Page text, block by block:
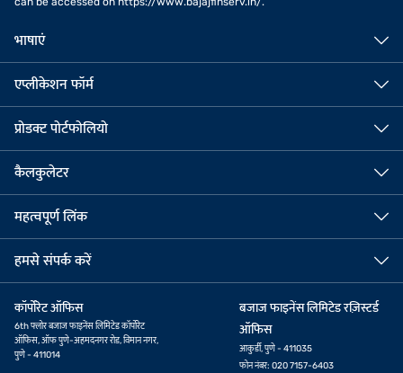
भाषाएं
एप्लीकेशन फॉर्म
प्रोडक्ट पोर्टफोलियो
कैलकुलेटर
महत्वपूर्ण लिंक
हमसे संपर्क करें
कॉर्पोरेट ऑफिस
6th फ्लोर बजाज फाइनेंस लिमिटेड कॉर्पोरेट
ऑफिस, ऑफ पुणे-अहमदनगर रोड, विमान नगर,
पुणे - 411014
बजाज फाइनेंस लिमिटेड रज़िस्टर्ड
ऑफिस
आकुर्डी, पुणे - 411035
फोन नंबर: 020 7157-6403